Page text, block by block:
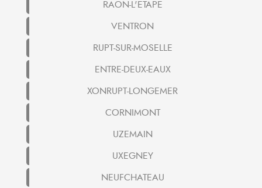
RAON-L'ETAPE
VENTRON
RUPT-SUR-MOSELLE
ENTRE-DEUX-EAUX
XONRUPT-LONGEMER
CORNIMONT
UZEMAIN
UXEGNEY
NEUFCHATEAU